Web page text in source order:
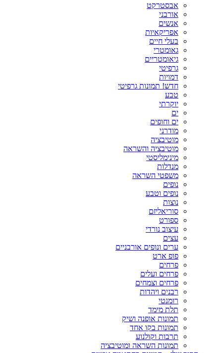
אבסטרקט
אורבני
אנשים
אפריקאיות
בעלי חיים
גאומטרי
גיאומטריים
גרפיטי
דמויות
חדש! תמונות גרפיטי
טבע
יוקרתי
ים
ים וחופים
מודרני
מוטיבציה
מוטיבציה והשראה
מינימליסטי
מנדלות
משפטי השראה
נופים
נופים וטבע
נוצות
סוריאליזם
ספורט
עיצוב נורדי
עצים
ערים ונופים אורבניים
פופ ארט
פרחים
פרחים ועלים
פרחים וצמחים
רבנים ויהדות
רומנטי
תלת מימד
תמונות אופנה ושיק
תמונות בקו אחד
תרבות וקולנוע
תמונות השראה ומוטיבציה